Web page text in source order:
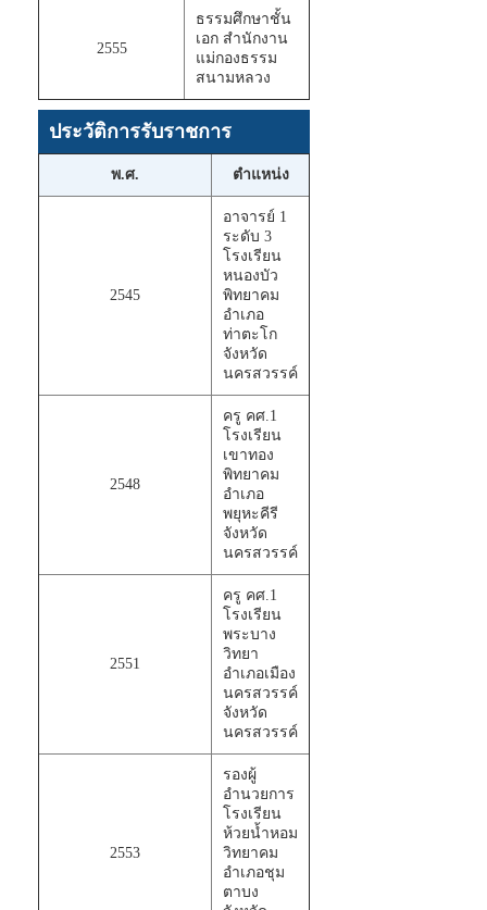
2555
ธรรมศึกษาชั้น
เอก สำนักงาน
แม่กองธรรม
สนามหลวง
ประวัติการรับราชการ
พ.ศ. ตำแหน่ง
2545
อาจารย์ 1
ระดับ 3
โรงเรียน
หนองบัว
พิทยาคม
อำเภอ
ท่าตะโก
จังหวัด
นครสวรรค์
2548
ครู คศ.1
โรงเรียน
เขาทอง
พิทยาคม
อำเภอ
พยุหะคีรี
จังหวัด
นครสวรรค์
2551
ครู คศ.1
โรงเรียน
พระบาง
วิทยา
อำเภอเมือง
นครสวรรค์
จังหวัด
นครสวรรค์
2553
รองผู้
อำนวยการ
โรงเรียน
ห้วยน้ำหอม
วิทยาคม
อำเภอชุม
ตาบง